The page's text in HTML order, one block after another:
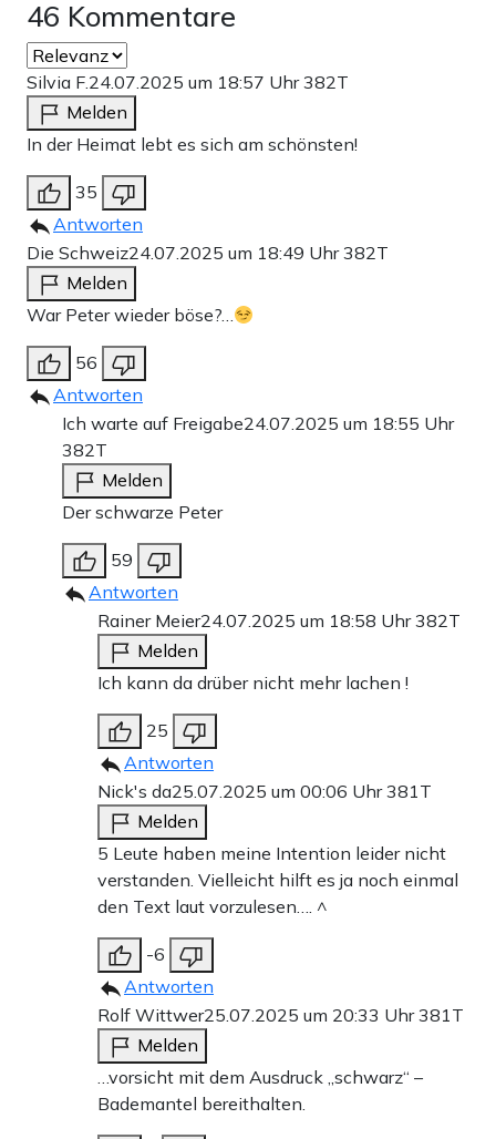
46 Kommentare
Silvia F.24.07.2025 um 18:57 Uhr382T
Melden
In der Heimat lebt es sich am schönsten!
35
Antworten
Die Schweiz24.07.2025 um 18:49 Uhr382T
Melden
War Peter wieder böse?…
56
Antworten
Ich warte auf Freigabe24.07.2025 um 18:55 Uhr
382T
Melden
Der schwarze Peter
59
Antworten
Rainer Meier24.07.2025 um 18:58 Uhr382T
Melden
Ich kann da drüber nicht mehr lachen !
25
Antworten
Nick's da25.07.2025 um 00:06 Uhr381T
Melden
5 Leute haben meine Intention leider nicht
verstanden. Vielleicht hilft es ja noch einmal
den Text laut vorzulesen…. ^
-6
Antworten
Rolf Wittwer25.07.2025 um 20:33 Uhr381T
Melden
…vorsicht mit dem Ausdruck „schwarz“ –
Bademantel bereithalten.